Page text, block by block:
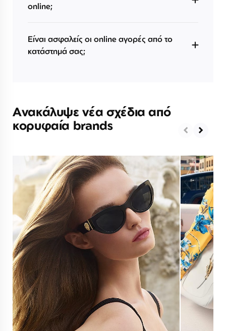
online;
Είναι ασφαλείς οι online αγορές από το
κατάστημά σας;
Ανακάλυψε νέα σχέδια από
κορυφαία brands